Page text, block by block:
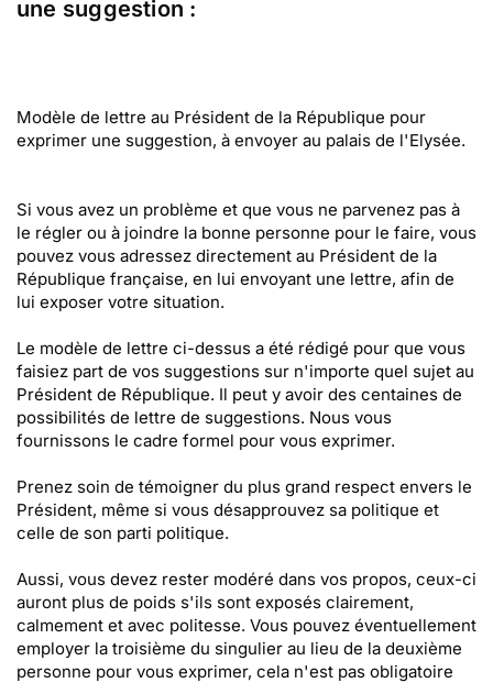
une suggestion :
Modèle de lettre au Président de la République pour
exprimer une suggestion, à envoyer au palais de l'Elysée.
Si vous avez un problème et que vous ne parvenez pas à
le régler ou à joindre la bonne personne pour le faire, vous
pouvez vous adressez directement au Président de la
République française, en lui envoyant une lettre, afin de
lui exposer votre situation.
Le modèle de lettre ci-dessus a été rédigé pour que vous
faisiez part de vos suggestions sur n'importe quel sujet au
Président de République. Il peut y avoir des centaines de
possibilités de lettre de suggestions. Nous vous
fournissons le cadre formel pour vous exprimer.
Prenez soin de témoigner du plus grand respect envers le
Président, même si vous désapprouvez sa politique et
celle de son parti politique.
Aussi, vous devez rester modéré dans vos propos, ceux-ci
auront plus de poids s'ils sont exposés clairement,
calmement et avec politesse. Vous pouvez éventuellement
employer la troisième du singulier au lieu de la deuxième
personne pour vous exprimer, cela n'est pas obligatoire